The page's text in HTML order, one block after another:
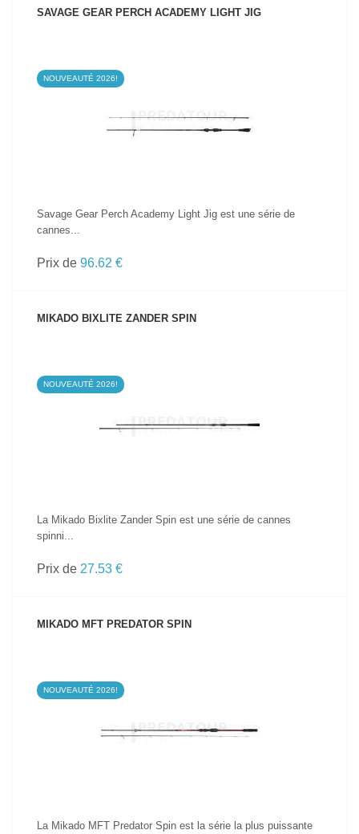
SAVAGE GEAR PERCH ACADEMY LIGHT JIG
NOUVEAUTÉ 2026!
Savage Gear Perch Academy Light Jig est une série de
cannes...
Prix de 96.62 €
MIKADO BIXLITE ZANDER SPIN
NOUVEAUTÉ 2026!
La Mikado Bixlite Zander Spin est une série de cannes
spinni...
Prix de 27.53 €
MIKADO MFT PREDATOR SPIN
NOUVEAUTÉ 2026!
La Mikado MFT Predator Spin est la série la plus puissante